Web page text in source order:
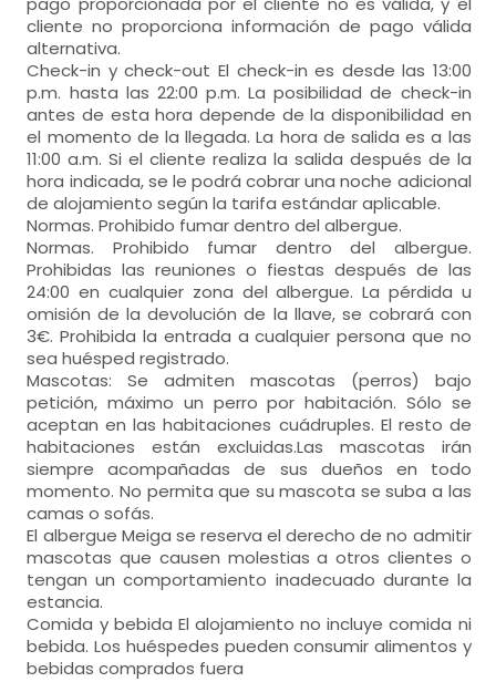
cliente no proporciona información de pago válida
alternativa.
Check-in y check-out El check-in es desde las 13:00
p.m. hasta las 22:00 p.m. La posibilidad de check-in
antes de esta hora depende de la disponibilidad en
el momento de la llegada. La hora de salida es a las
11:00 a.m. Si el cliente realiza la salida después de la
hora indicada, se le podrá cobrar una noche adicional
de alojamiento según la tarifa estándar aplicable.
Normas. Prohibido fumar dentro del albergue.
Normas. Prohibido fumar dentro del albergue.
Prohibidas las reuniones o fiestas después de las
24:00 en cualquier zona del albergue. La pérdida u
omisión de la devolución de la llave, se cobrará con
3€. Prohibida la entrada a cualquier persona que no
sea huésped registrado.
Mascotas: Se admiten mascotas (perros) bajo
petición, máximo un perro por habitación. Sólo se
aceptan en las habitaciones cuádruples. El resto de
habitaciones están excluidas.Las mascotas irán
siempre acompañadas de sus dueños en todo
momento. No permita que su mascota se suba a las
camas o sofás.
El albergue Meiga se reserva el derecho de no admitir
mascotas que causen molestias a otros clientes o
tengan un comportamiento inadecuado durante la
estancia.
Comida y bebida El alojamiento no incluye comida ni
bebida. Los huéspedes pueden consumir alimentos y
bebidas comprados fuera